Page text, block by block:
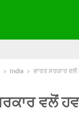
India ਭਾਰਤ ਸਰਕਾਰ
ਵਲੋਂ